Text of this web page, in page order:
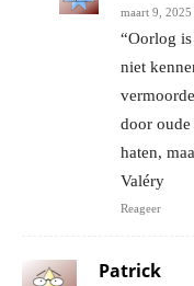
maart 9,
“Oorlog
niet
door oude
haten,
Valéry
Reageer
Patrick